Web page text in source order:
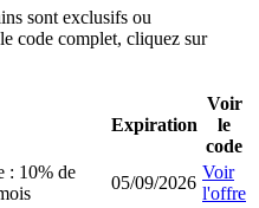
sont exclusifs ou
code complet, cliquez sur
Expiration
Voir
le
code
: 10% de
05/09/2026
Voir
l'offre